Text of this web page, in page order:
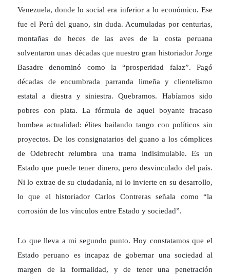
Venezuela, donde lo social era inferior a lo económico. Ese
fue el Perú del guano, sin duda. Acumuladas por centurias,
montañas de heces de las aves de la costa peruana
solventaron unas décadas que nuestro gran historiador Jorge
Basadre denominó como la “prosperidad falaz”. Pagó
décadas de encumbrada parranda limeña y clientelismo
estatal a diestra y siniestra. Quebramos. Habíamos sido
pobres con plata. La fórmula de aquel boyante fracaso
bombea actualidad: élites bailando tango con políticos sin
proyectos. De los consignatarios del guano a los cómplices
de Odebrecht relumbra una trama indisimulable. Es un
Estado que puede tener dinero, pero desvinculado del país.
Ni lo extrae de su ciudadanía, ni lo invierte en su desarrollo,
lo que el historiador Carlos Contreras señala como “la
corrosión de los vínculos entre Estado y sociedad”.
Lo que lleva a mi segundo punto. Hoy constatamos que el
Estado peruano es incapaz de gobernar una sociedad al
margen de la formalidad, y de tener una penetración